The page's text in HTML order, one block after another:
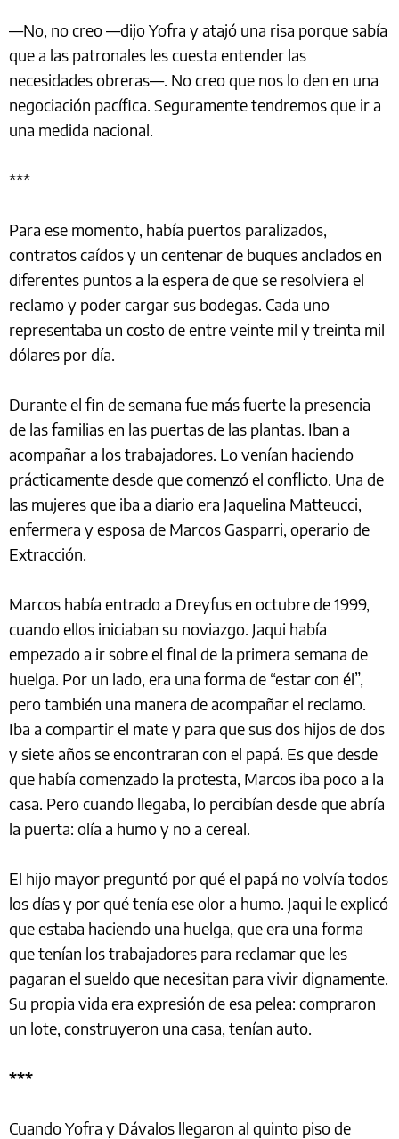
—No, no creo —dijo Yofra y atajó una risa porque sabía
que a las patronales les cuesta entender las
necesidades obreras—. No creo que nos lo den en una
negociación pacífica. Seguramente tendremos que ir a
una medida nacional.
***
Para ese momento, había puertos paralizados,
contratos caídos y un centenar de buques anclados en
diferentes puntos a la espera de que se resolviera el
reclamo y poder cargar sus bodegas. Cada uno
representaba un costo de entre veinte mil y treinta mil
dólares por día.
Durante el fin de semana fue más fuerte la presencia
de las familias en las puertas de las plantas. Iban a
acompañar a los trabajadores. Lo venían haciendo
prácticamente desde que comenzó el conflicto. Una de
las mujeres que iba a diario era Jaquelina Matteucci,
enfermera y esposa de Marcos Gasparri, operario de
Extracción.
Marcos había entrado a Dreyfus en octubre de 1999,
cuando ellos iniciaban su noviazgo. Jaqui había
empezado a ir sobre el final de la primera semana de
huelga. Por un lado, era una forma de “estar con él”,
pero también una manera de acompañar el reclamo.
Iba a compartir el mate y para que sus dos hijos de dos
y siete años se encontraran con el papá. Es que desde
que había comenzado la protesta, Marcos iba poco a la
casa. Pero cuando llegaba, lo percibían desde que abría
la puerta: olía a humo y no a cereal.
El hijo mayor preguntó por qué el papá no volvía todos
los días y por qué tenía ese olor a humo. Jaqui le explicó
que estaba haciendo una huelga, que era una forma
que tenían los trabajadores para reclamar que les
pagaran el sueldo que necesitan para vivir dignamente.
Su propia vida era expresión de esa pelea: compraron
un lote, construyeron una casa, tenían auto.
***
Cuando Yofra y Dávalos llegaron al quinto piso de